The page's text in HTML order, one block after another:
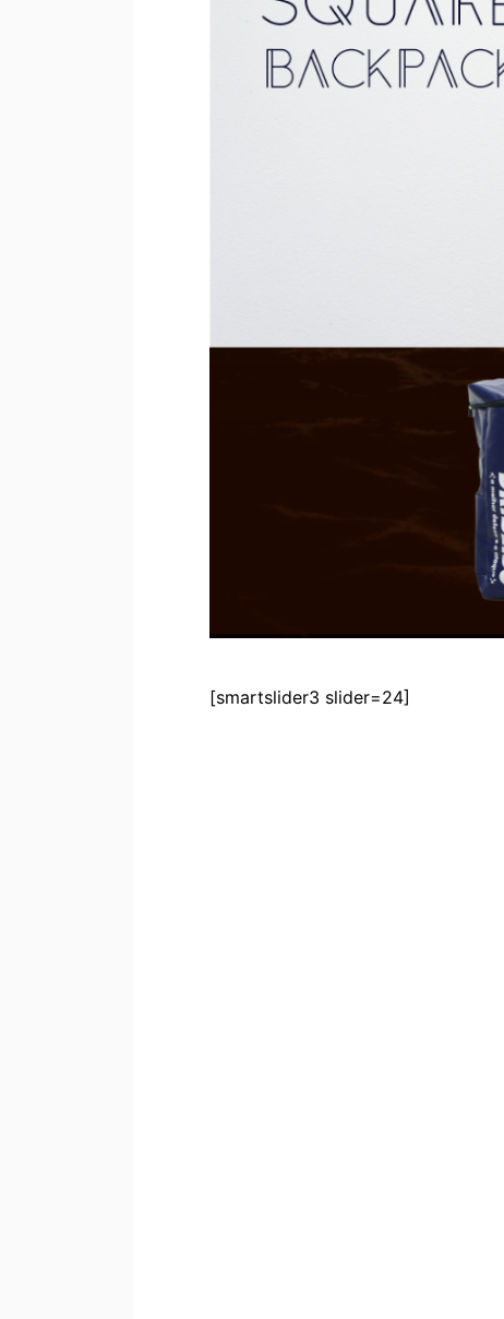
[smartslider3 slider=24]